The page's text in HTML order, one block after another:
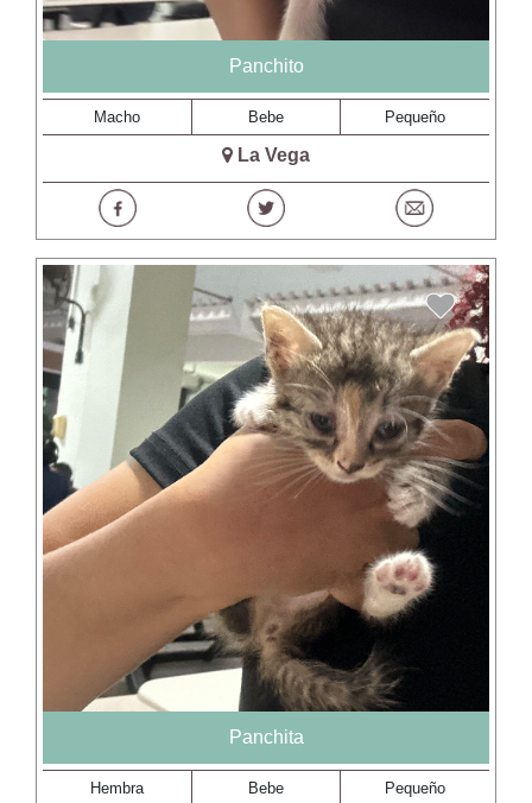
Panchito
Macho Bebe Pequeño
La Vega
Panchita
Hembra Bebe Pequeño